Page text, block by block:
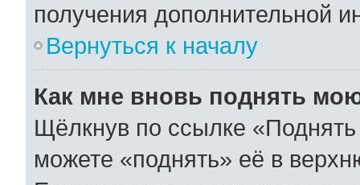
получения дополнительной
Вернуться к началу
Как мне вновь поднять
Щёлкнув по ссылке
можете «поднять» её в